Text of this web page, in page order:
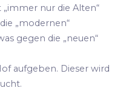
„immer nur die Alten“
„modernen“
gegen die „neuen“
aufgeben. Dieser wird